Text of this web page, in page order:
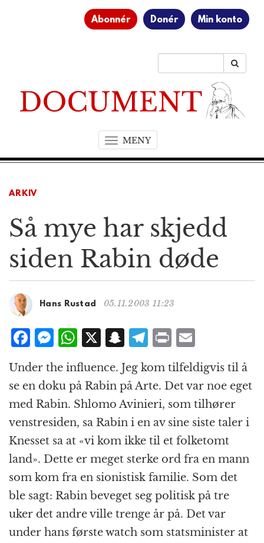
Abonnér Donér Min konto
MENYT
o
a
n
ARKIV
Så mye har skjedd
siden Rabin døde
Hans Rustad 05.11.2003 11:23
F
a
c
e
b
o
o
k
M
ss
e
n
g
e
r
W
h
at
s
A
p
p
X S
a
p
c
h
at
T
e
g
r
a
m
P
ri
n
t
m
ai
l
Under the influence. Jeg kom tilfeldigvis til å
se en doku på Rabin på Arte. Det var noe eget
med Rabin. Shlomo Avinieri, som tilhører
venstresiden, sa Rabin i en av sine siste taler i
Knesset sa at «vi kom ikke til et folketomt
land». Dette er meget sterke ord fra en mann
som kom fra en sionistisk familie. Som det
ble sagt: Rabin beveget seg politisk på tre
uker det andre ville trenge år på. Det var
under hans første watch som statsminister at